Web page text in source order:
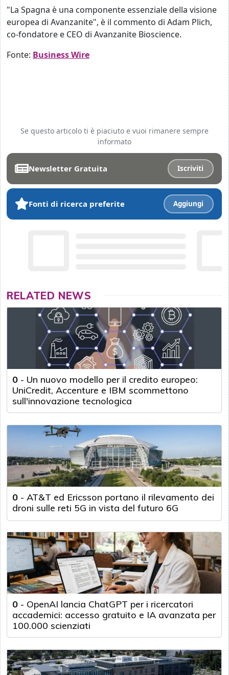
"La Spagna è una componente essenziale della visione
europea di Avanzanite", è il commento di Adam Plich,
co-fondatore e CEO di Avanzanite Bioscience.
Fonte: Business Wire
Se questo articolo ti è piaciuto e vuoi rimanere sempre
informato
Newsletter Gratuita Iscriviti
Fonti di ricerca preferite Aggiungi
RELATED NEWS
0 - Un nuovo modello per il credito europeo:
UniCredit, Accenture e IBM scommettono
sull'innovazione tecnologica
0 - AT&T ed Ericsson portano il rilevamento dei
droni sulle reti 5G in vista del futuro 6G
0 - OpenAI lancia ChatGPT per i ricercatori
accademici: accesso gratuito e IA avanzata per
100.000 scienziati